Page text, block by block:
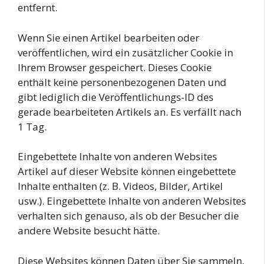
entfernt.
Wenn Sie einen Artikel bearbeiten oder
veröffentlichen, wird ein zusätzlicher Cookie in
Ihrem Browser gespeichert. Dieses Cookie
enthält keine personenbezogenen Daten und
gibt lediglich die Veröffentlichungs-ID des
gerade bearbeiteten Artikels an. Es verfällt nach
1 Tag.
Eingebettete Inhalte von anderen Websites
Artikel auf dieser Website können eingebettete
Inhalte enthalten (z. B. Videos, Bilder, Artikel
usw.). Eingebettete Inhalte von anderen Websites
verhalten sich genauso, als ob der Besucher die
andere Website besucht hätte.
Diese Websites können Daten über Sie sammeln,